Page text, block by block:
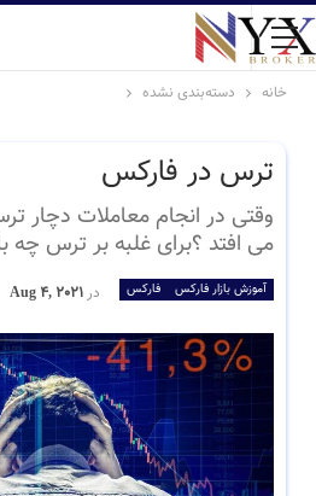
خانه دسته‌بندی نشده
ترس در فارکس
وقتی در انجام معاملات دچار
می افتد ؟برای غلبه بر ترس چه
آموزش بازار فارکس فارکس در Aug 4, 2021